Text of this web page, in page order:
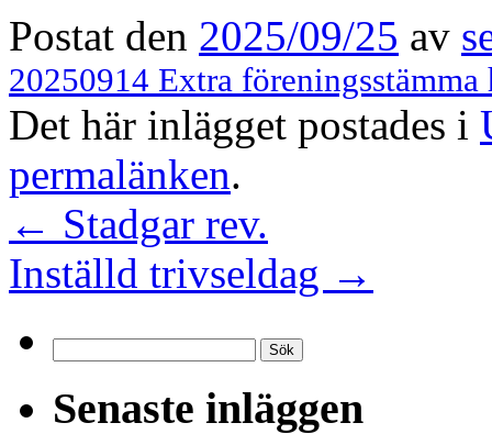
Postat den 2025/09/25 av
20250914 Extra föreningsstämma
Det här inlägget postades i
permalänken.
← Stadgar rev.
Inställd trivseldag →
efter:
Senaste inläggen